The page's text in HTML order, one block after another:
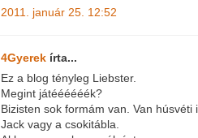
2011. január 25. 12:52
4Gyerek írta...
Ez a blog tényleg Liebster.
Megint játéééééék?
Bizisten sok formám van. Van
Jack vagy a csokitábla.